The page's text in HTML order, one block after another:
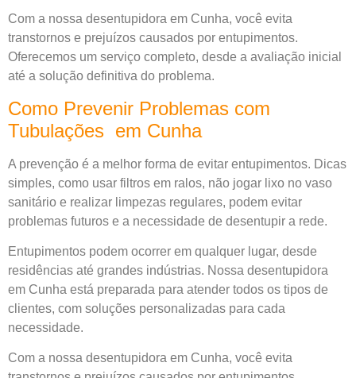
Com a nossa desentupidora em Cunha, você evita
transtornos e prejuízos causados por entupimentos.
Oferecemos um serviço completo, desde a avaliação inicial
até a solução definitiva do problema.
Como Prevenir Problemas com
Tubulações em Cunha
A prevenção é a melhor forma de evitar entupimentos. Dicas
simples, como usar filtros em ralos, não jogar lixo no vaso
sanitário e realizar limpezas regulares, podem evitar
problemas futuros e a necessidade de desentupir a rede.
Entupimentos podem ocorrer em qualquer lugar, desde
residências até grandes indústrias. Nossa desentupidora
em Cunha está preparada para atender todos os tipos de
clientes, com soluções personalizadas para cada
necessidade.
Com a nossa desentupidora em Cunha, você evita